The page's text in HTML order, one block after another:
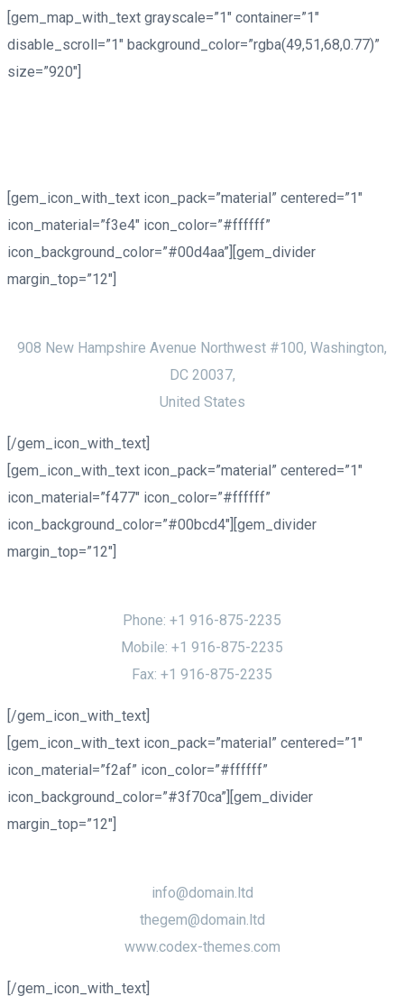
[gem_map_with_text grayscale=”1″ container=”1″
disable_scroll=”1″ background_color=”rgba(49,51,68,0.77)”
size=”920″]
[gem_icon_with_text icon_pack=”material” centered=”1″
icon_material=”f3e4″ icon_color=”#ffffff”
icon_background_color=”#00d4aa”][gem_divider
margin_top=”12″]
908 New Hampshire Avenue Northwest #100, Washington,
DC 20037,
United States
[/gem_icon_with_text]
[gem_icon_with_text icon_pack=”material” centered=”1″
icon_material=”f477″ icon_color=”#ffffff”
icon_background_color=”#00bcd4″][gem_divider
margin_top=”12″]
Phone: +1 916-875-2235
Mobile: +1 916-875-2235
Fax: +1 916-875-2235
[/gem_icon_with_text]
[gem_icon_with_text icon_pack=”material” centered=”1″
icon_material=”f2af” icon_color=”#ffffff”
icon_background_color=”#3f70ca”][gem_divider
margin_top=”12″]
info@domain.ltd
thegem@domain.ltd
www.codex-themes.com
[/gem_icon_with_text]